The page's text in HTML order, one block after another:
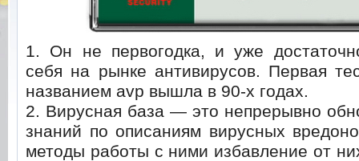
1. Он не первогодка, и уже
себя на рынке антивирусов. Первая
названием avp вышла в 90-х годах.
2. Вирусная база — это непрерывно
знаний по описаниям вирусных
методы работы с ними избавление от